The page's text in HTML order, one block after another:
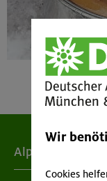
Alpenverein
Wir
Cookies